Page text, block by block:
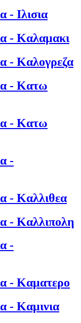
- Ιλισια
- Καλαμακι
- Καλογρεζα
- Κατω
- Κατω
-
- Καλλιθεα
- Καλλιπολη
-
- Καματερο
- Καμινια